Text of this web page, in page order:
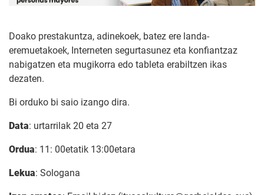
Doako prestakuntza, adinekoek, batez ere landa-
eremuetakoek, Interneten segurtasunez eta konfiantzaz
nabigatzen eta mugikorra edo tableta erabiltzen ikas
dezaten.
Bi orduko bi saio izango dira.
Data: urtarrilak 20 eta 27
Ordua: 11: 00etatik 13:00etara
Lekua: Sologana